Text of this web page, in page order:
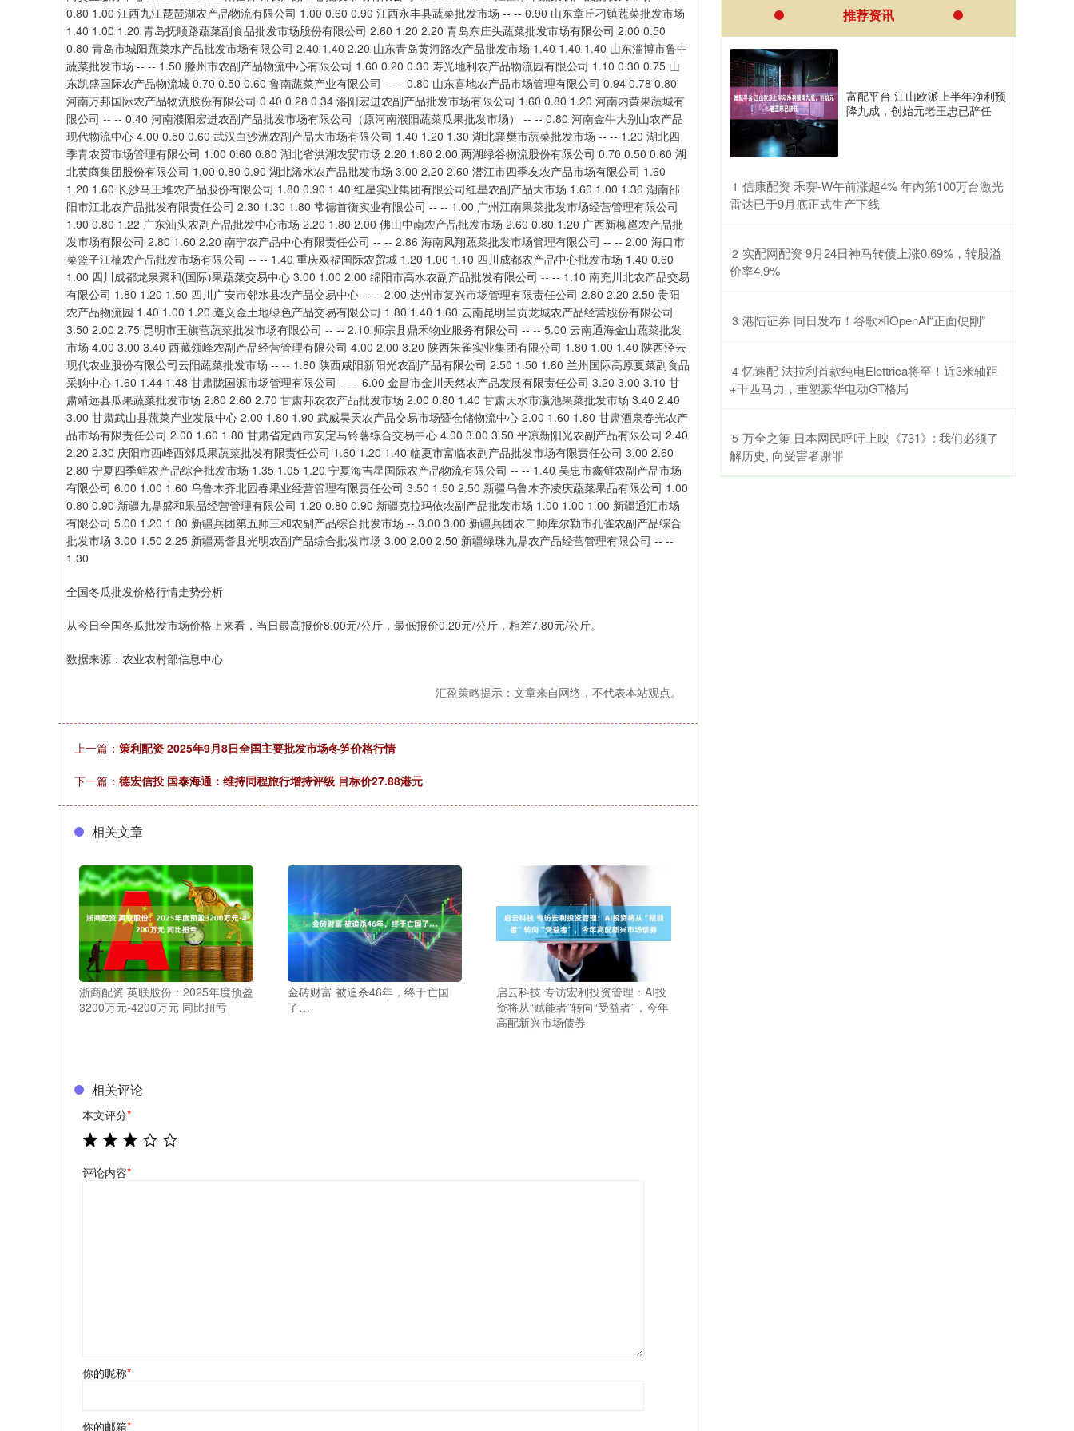
全国冬瓜批发价格行情走势分析
从今日全国冬瓜批发市场价格上来看，当日最高报价8.00元/公斤，最低报价0.20元/公斤，相差7.80元/公斤。
数据来源：农业农村部信息中心
汇盈策略提示：文章来自网络，不代表本站观点。
上一篇： 策利配资 2025年9月8日全国主要批发市场冬笋价格行情
下一篇： 德宏信投 国泰海通：维持同程旅行增持评级 目标价27.88港元
相关文章
浙商配资 英联股份：2025年度预盈
3200万元-4200万元 同比扭亏
金砖财富 被追杀46年，终于亡国
了…
启云科技 专访宏利投资管理：AI投
资将从“赋能者”转向“受益者”，今年
高配新兴市场债券
相关评论
本文评分*
评论内容*
你的昵称*
你的邮箱*
推荐资讯
富配平台 江山欧派上半年净利预
降九成，创始元老王忠已辞任
1 ​信康配资 禾赛-W午前涨超4% 年内第100万台激光
雷达已于9月底正式生产下线
2 ​实配网配资 9月24日神马转债上涨0.69%，转股溢
价率4.9%
3 ​港陆证券 同日发布！谷歌和OpenAI“正面硬刚”
4 ​忆速配 法拉利首款纯电Elettrica将至！近3米轴距
+千匹马力，重塑豪华电动GT格局
5 ​万全之策 日本网民呼吁上映《731》: 我们必须了
解历史, 向受害者谢罪